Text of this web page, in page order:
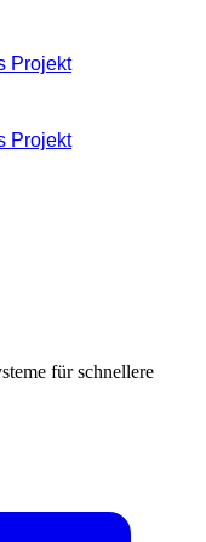
Projekt
Projekt
in der Übersicht
für schnellere